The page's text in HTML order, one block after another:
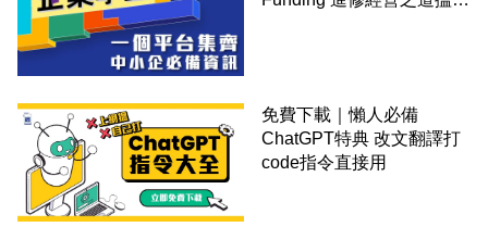
免費下載｜懶人必備
ChatGPT特典 改文翻譯打
code指令直接用